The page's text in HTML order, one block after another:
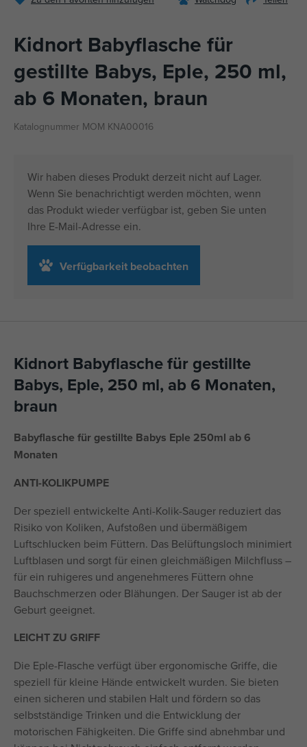
Kidnort Babyflasche für
gestillte Babys, Eple, 250 ml,
ab 6 Monaten, braun
Katalognummer MOM KNA00016
Wir haben dieses Produkt derzeit nicht auf Lager.
Wenn Sie benachrichtigt werden möchten, wenn
das Produkt wieder verfügbar ist, geben Sie unten
Ihre E-Mail-Adresse ein.
Verfügbarkeit beobachten
Kidnort Babyflasche für gestillte
Babys, Eple, 250 ml, ab 6 Monaten,
braun
Babyflasche für gestillte Babys Eple 250ml ab 6
Monaten
ANTI-KOLIKPUMPE
Der speziell entwickelte Anti-Kolik-Sauger reduziert das
Risiko von Koliken, Aufstoßen und übermäßigem
Luftschlucken beim Füttern. Das Belüftungsloch minimiert
Luftblasen und sorgt für einen gleichmäßigen Milchfluss –
für ein ruhigeres und angenehmeres Füttern ohne
Bauchschmerzen oder Blähungen. Der Sauger ist ab der
Geburt geeignet.
LEICHT ZU GRIFF
Die Eple-Flasche verfügt über ergonomische Griffe, die
speziell für kleine Hände entwickelt wurden. Sie bieten
einen sicheren und stabilen Halt und fördern so das
selbstständige Trinken und die Entwicklung der
motorischen Fähigkeiten. Die Griffe sind abnehmbar und